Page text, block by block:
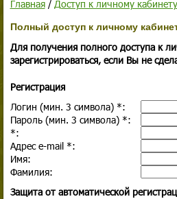
Главная/ Доступ к личному кабинету
Полный доступ к личному
Для получения полного доступа к
зарегистрироваться, если Вы не
Регистрация
Логин (мин. 3 символа) *:
Пароль (мин. 3 символа) *:
*:
Адрес e-mail *:
Имя:
Фамилия:
Защита от автоматической